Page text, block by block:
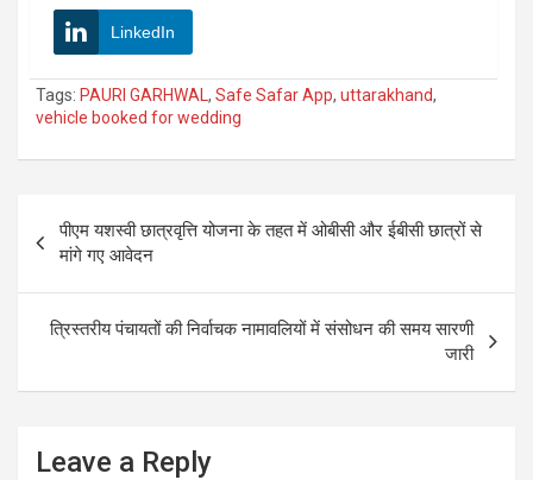
LinkedIn
Tags: PAURI GARHWAL , Safe Safar App, uttarakhand,
vehicle booked for wedding
navigation
पीएम यशस्वी छात्रवृत्ति योजना के तहत में ओबीसी और ईबीसी छात्रों से
मांगे गए आवेदन
त्रिस्तरीय पंचायतों की निर्वाचक नामावलियों में संसोधन की समय सारणी
जारी
Leave a Reply